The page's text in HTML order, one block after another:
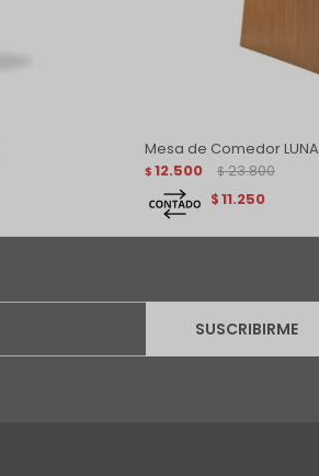
Mesa de Comedor LUNA
$ 12.500 $ 23.800
$11.250
SUSCRIBIRME